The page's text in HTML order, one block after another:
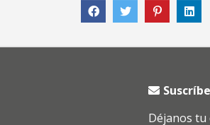
Déjanos tu